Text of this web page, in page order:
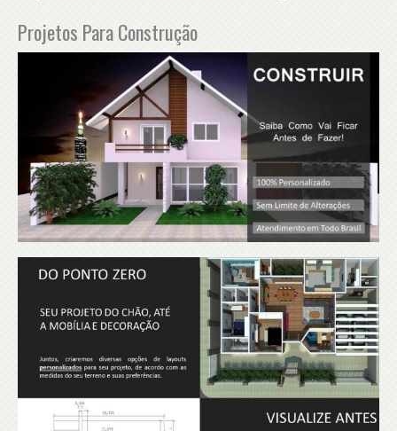
Projetos Para Construção